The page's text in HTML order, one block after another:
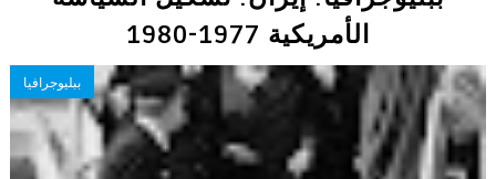
الأمريكية 1977-1980
ببليوجرافيا